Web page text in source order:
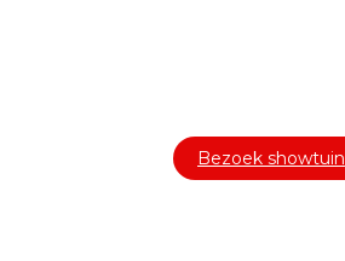
Bezoek showtuin